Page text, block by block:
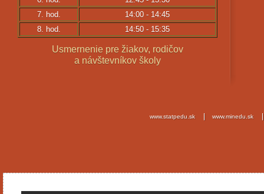
7. hod.
14:00 - 14:45
8. hod.
14:50 - 15:35
Usmernenie pre žiakov, rodičov
a návštevníkov školy
www.statpedu.sk www.minedu.sk